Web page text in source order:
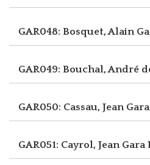
GAR048: Bosquet, Alain
GAR049: Bouchal, André
GAR050: Cassau, Jean
GAR051: Cayrol, Jean Gara